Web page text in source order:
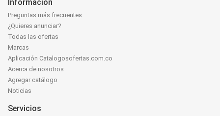
Información
Preguntas más frecuentes
¿Quieres anunciar?
Todas las ofertas
Marcas
Aplicación Catalogosofertas.com.co
Acerca de nosotros
Agregar catálogo
Noticias
Servicios